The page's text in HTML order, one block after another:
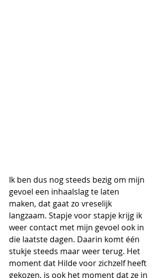
Ik ben dus nog steeds bezig om mijn
gevoel een inhaalslag te laten
maken, dat gaat zo vreselijk
langzaam. Stapje voor stapje krijg ik
weer contact met mijn gevoel ook in
die laatste dagen. Daarin komt één
stukje steeds maar weer terug. Het
moment dat Hilde voor zichzelf heeft
gekozen, is ook het moment dat ze in